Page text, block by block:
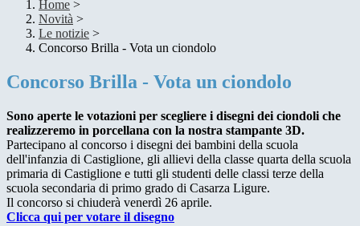
Home >
Novità >
Le notizie >
Concorso Brilla - Vota un ciondolo
Concorso Brilla - Vota un ciondolo
Sono aperte le votazioni per scegliere i disegni dei ciondoli che
realizzeremo in porcellana con la nostra stampante 3D.
Partecipano al concorso i disegni dei bambini della scuola
dell'infanzia di Castiglione, gli allievi della classe quarta della scuola
primaria di Castiglione e tutti gli studenti delle classi terze della
scuola secondaria di primo grado di Casarza Ligure.
Il concorso si chiuderà venerdì 26 aprile.
Clicca qui per votare il disegno